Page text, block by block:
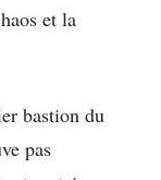
et la
bastion du
pas